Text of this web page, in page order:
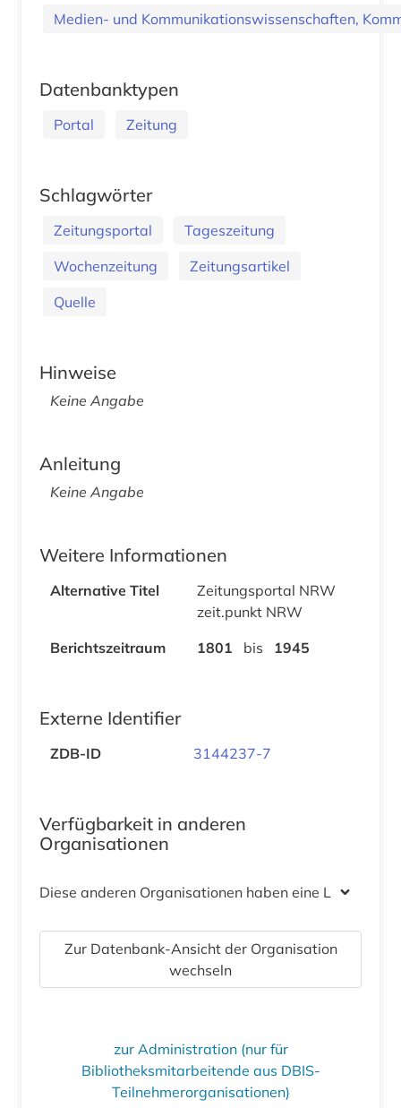
Medien- und Kommunikationswissenschaften,
Datenbanktypen
Portal Zeitung
Schlagwörter
Zeitungsportal
Tageszeitung
Wochenzeitung
Zeitungsartikel
Quelle
Hinweise
Keine Angabe
Anleitung
Keine Angabe
Weitere Informationen
Alternative Titel
Zeitungsportal NRW
zeit.punkt NRW
Berichtszeitraum
1801 bis 1945
Externe Identifier
ZDB-ID 3144237-7
Verfügbarkeit in anderen
Organisationen
Diese anderen Organisationen haben eine Lizenz
Zur Datenbank-Ansicht der Organisation
wechseln
zur Administration (nur für
Bibliotheksmitarbeitende aus DBIS-
Teilnehmerorganisationen)